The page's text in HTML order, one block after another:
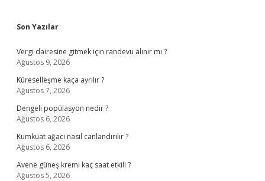
Sidebar
Son Yazılar
Vergi dairesine gitmek için randevu alınır mı ?
Ağustos 9, 2026
Küreselleşme kaça ayrılır ?
Ağustos 7, 2026
Dengeli popülasyon nedir ?
Ağustos 6, 2026
Kumkuat ağacı nasıl canlandırılır ?
Ağustos 6, 2026
Avene güneş kremi kaç saat etkili ?
Ağustos 5, 2026